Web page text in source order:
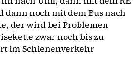
dann noch mit dem Bus nach
der wird bei Problemen
zwar noch bis zu
im Schienenverkehr